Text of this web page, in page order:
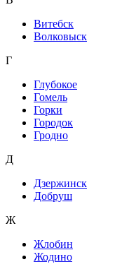
Витебск
Волковыск
Г
Глубокое
Гомель
Горки
Городок
Гродно
Д
Дзержинск
Добруш
Ж
Жлобин
Жодино